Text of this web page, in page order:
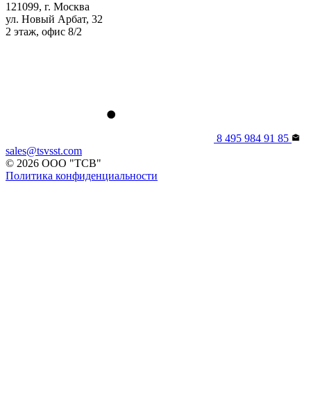
121099, г. Москва
ул. Новый Арбат, 32
2 этаж, офис 8/2
8 495 984 91 85
sales@tsvsst.com
© 2026 ООО "ТСВ"
Политика конфиденциальности